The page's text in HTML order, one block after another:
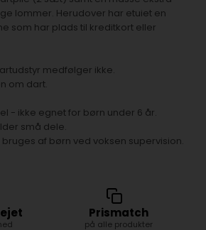
lommer. Herudover har etuiet en
som har plads til kreditkort eller
medfølger ikke.
om dart.
- ikke egnet for børn under 6 år.
små dele.
bruges af børn ved voksen supervision.
Prismatch
på alle produkter